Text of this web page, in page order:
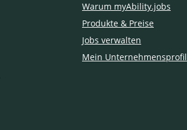
Warum myAbility.jobs
Produkte & Preise
Jobs verwalten
Mein Unternehmensprofil